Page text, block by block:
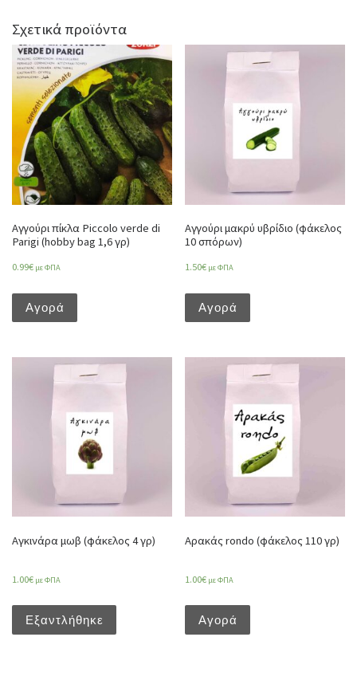
Σχετικά προϊόντα
Αγγούρι πίκλα Piccolo verde di
Parigi (hobby bag 1,6 γρ)
0.99€ με ΦΠΑ
Αγορά
Αγγούρι μακρύ υβρίδιο (φάκελος
10 σπόρων)
1.50€ με ΦΠΑ
Αγορά
Αγκινάρα μωβ (φάκελος 4 γρ)
1.00€ με ΦΠΑ
Εξαντλήθηκε
Αρακάς rondo (φάκελος 110 γρ)
1.00€ με ΦΠΑ
Αγορά